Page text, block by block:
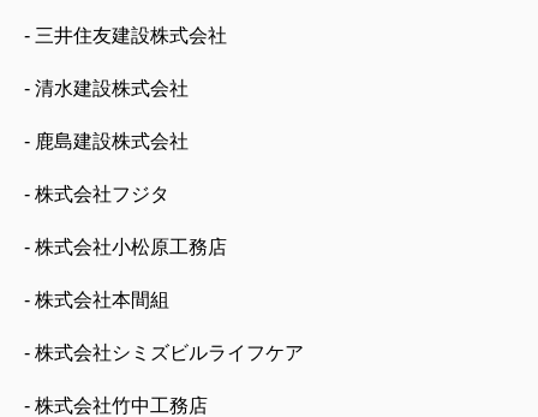
- 三井住友建設株式会社
- 清水建設株式会社
- 鹿島建設株式会社
- 株式会社フジタ
- 株式会社小松原工務店
- 株式会社本間組
- 株式会社シミズビルライフケア
- 株式会社竹中工務店